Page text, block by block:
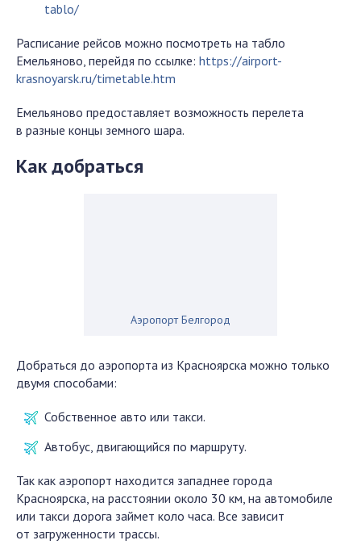
tablo/
Расписание рейсов можно посмотреть на табло
Емельяново, перейдя по ссылке: https://airport-
krasnoyarsk.ru/timetable.htm
Емельяново предоставляет возможность перелета
в разные концы земного шара.
Как добраться
Аэропорт Белгород
Добраться до аэропорта из Красноярска можно только
двумя способами:
Собственное авто или такси.
Автобус, двигающийся по маршруту.
Так как аэропорт находится западнее города
Красноярска, на расстоянии около 30 км, на автомобиле
или такси дорога займет коло часа. Все зависит
от загруженности трассы.